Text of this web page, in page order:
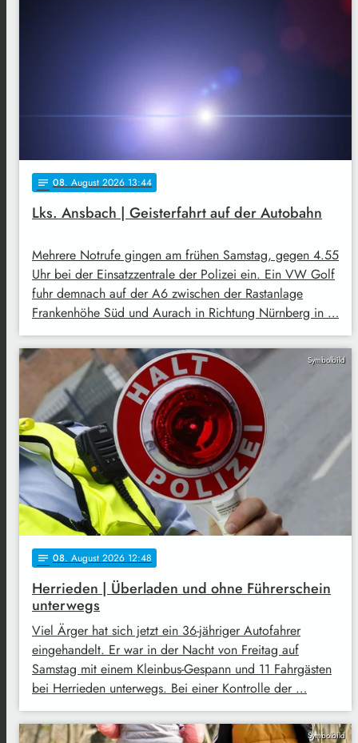
notes 08. August 2026 13:44
Lks. Ansbach | Geisterfahrt auf der Autobahn
Mehrere Notrufe gingen am frühen Samstag, gegen 4.55
Uhr bei der Einsatzzentrale der Polizei ein. Ein VW Golf
fuhr demnach auf der A6 zwischen der Rastanlage
Frankenhöhe Süd und Aurach in Richtung Nürnberg in …
Symbolbild
notes 08. August 2026 12:48
Herrieden | Überladen und ohne Führerschein
unterwegs
Viel Ärger hat sich jetzt ein 36-jähriger Autofahrer
eingehandelt. Er war in der Nacht von Freitag auf
Samstag mit einem Kleinbus-Gespann und 11 Fahrgästen
bei Herrieden unterwegs. Bei einer Kontrolle der …
Symbolbild